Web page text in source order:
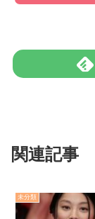
関連記事
未分類